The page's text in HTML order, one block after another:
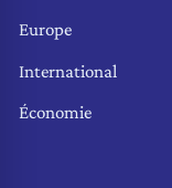
Europe
International
Économie